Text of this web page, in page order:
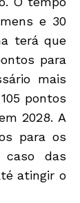
e 30
terá que
para
mais
pontos
2028. A
para os
das
atingir o